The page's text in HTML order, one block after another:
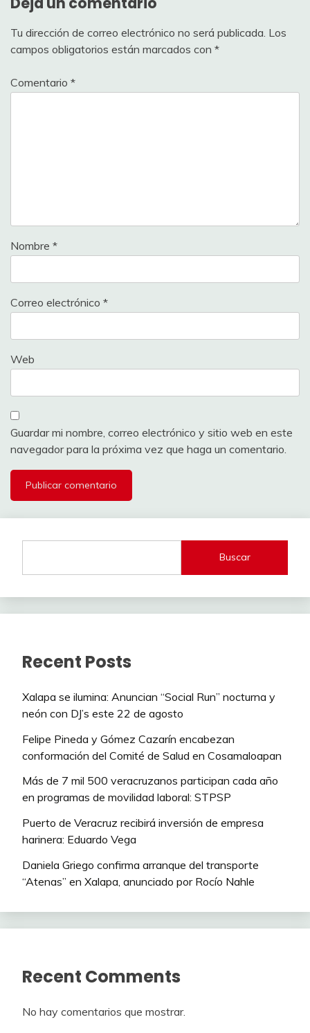
Tu dirección de correo electrónico no será publicada. Los
campos obligatorios están marcados con *
Comentario *
Nombre *
Correo electrónico *
Web
Guardar mi nombre, correo electrónico y sitio web en este
navegador para la próxima vez que haga un comentario.
Buscar
Recent Posts
Xalapa se ilumina: Anuncian “Social Run” nocturna y
neón con DJ’s este 22 de agosto
Felipe Pineda y Gómez Cazarín encabezan
conformación del Comité de Salud en Cosamaloapan
Más de 7 mil 500 veracruzanos participan cada año
en programas de movilidad laboral: STPSP
Puerto de Veracruz recibirá inversión de empresa
harinera: Eduardo Vega
Daniela Griego confirma arranque del transporte
“Atenas” en Xalapa, anunciado por Rocío Nahle
Recent Comments
No hay comentarios que mostrar.